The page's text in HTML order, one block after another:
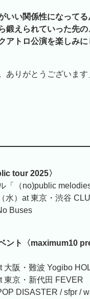
いい関係性になって
鍛えられていった先
アトロ公演を楽しみに
ありがとうございます
tour 2025〉
「（no)public melodies
水）at 東京・渋谷
Buses
ント〈maximum10
大阪・難波 Yogibo
東京・新代田 FEVER
DISASTER / sfpr /